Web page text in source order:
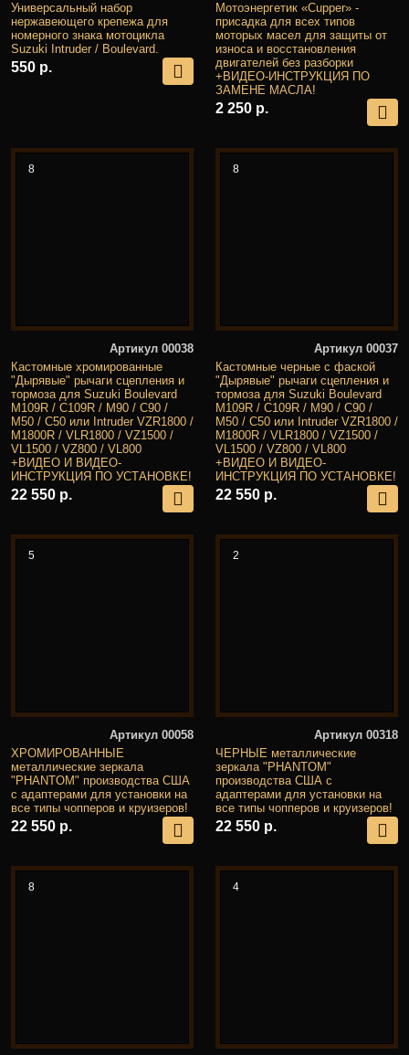
Универсальный набор
нержавеющего крепежа для
номерного знака мотоцикла
Suzuki Intruder / Boulevard.
550 р.
Мотоэнергетик «Cupper» -
присадка для всех типов
моторых масел для защиты от
износа и восстановления
двигателей без разборки
+ВИДЕО-ИНСТРУКЦИЯ ПО
ЗАМЕНЕ МАСЛА!
2 250 р.
8
Артикул 00038
Кастомные хромированные
"Дырявые" рычаги сцепления и
тормоза для Suzuki Boulevard
M109R / C109R / M90 / C90 /
M50 / C50 или Intruder VZR1800 /
M1800R / VLR1800 / VZ1500 /
VL1500 / VZ800 / VL800
+ВИДЕО И ВИДЕО-
ИНСТРУКЦИЯ ПО УСТАНОВКЕ!
22 550 р.
8
Артикул 00037
Кастомные черные с фаской
"Дырявые" рычаги сцепления и
тормоза для Suzuki Boulevard
M109R / C109R / M90 / C90 /
M50 / C50 или Intruder VZR1800 /
M1800R / VLR1800 / VZ1500 /
VL1500 / VZ800 / VL800
+ВИДЕО И ВИДЕО-
ИНСТРУКЦИЯ ПО УСТАНОВКЕ!
22 550 р.
5
Артикул 00058
ХРОМИРОВАННЫЕ
металлические зеркала
"PHANTOM" производства США
с адаптерами для установки на
все типы чопперов и круизеров!
22 550 р.
2
Артикул 00318
ЧЕРНЫЕ металлические
зеркала "PHANTOM"
производства США с
адаптерами для установки на
все типы чопперов и круизеров!
22 550 р.
8 4